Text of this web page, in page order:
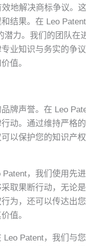
地解决商标争议。
结果。在 Leo
力。我们的团队在
业知识与务实的争
值。
牌声誉。在 Leo
动。通过维持严格的
以保护您的知识产
，我们使用先
取果断行动，无论
为，还可以传达出
值。
Patent，我们与您